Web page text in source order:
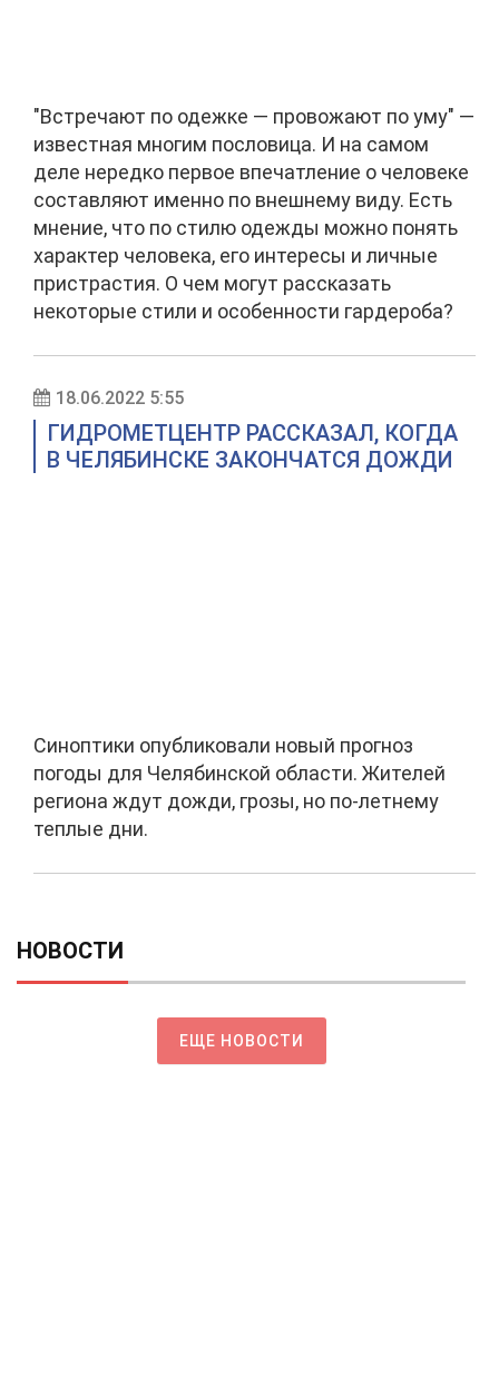
"Встречают по одежке — провожают по уму" —
известная многим пословица. И на самом
деле нередко первое впечатление о человеке
составляют именно по внешнему виду. Есть
мнение, что по стилю одежды можно понять
характер человека, его интересы и личные
пристрастия. О чем могут рассказать
некоторые стили и особенности гардероба?
18.06.2022 5:55
ГИДРОМЕТЦЕНТР РАССКАЗАЛ, КОГДА
В ЧЕЛЯБИНСКЕ ЗАКОНЧАТСЯ ДОЖДИ
Синоптики опубликовали новый прогноз
погоды для Челябинской области. Жителей
региона ждут дожди, грозы, но по-летнему
теплые дни.
НОВОСТИ
ЕЩЕ НОВОСТИ